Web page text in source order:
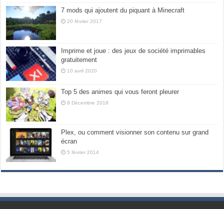
7 mods qui ajoutent du piquant à Minecraft
20 février 2017
Imprime et joue : des jeux de société imprimables
gratuitement
10 avril 2020
Top 5 des animes qui vous feront pleurer
8 Décembre 2018
Plex, ou comment visionner son contenu sur grand
écran
5 février 2014